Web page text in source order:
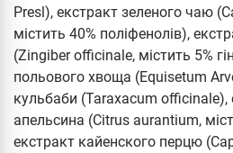
Presl), екстракт зеленого чаю
містить 40% поліфенолів),
(Zingiber officinale, містить 5%
польового хвоща (Equisetum
кульбаби (Taraxacum officinale),
апельсина (Citrus aurantium,
екстракт кайенского перцю